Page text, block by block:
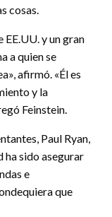
cosas.
y un gran
a quien se
afirmó. «Él es
y la
Feinstein.
Paul Ryan,
ha sido asegurar
e
que